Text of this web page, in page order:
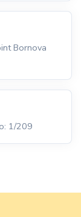
Bornova
1/209